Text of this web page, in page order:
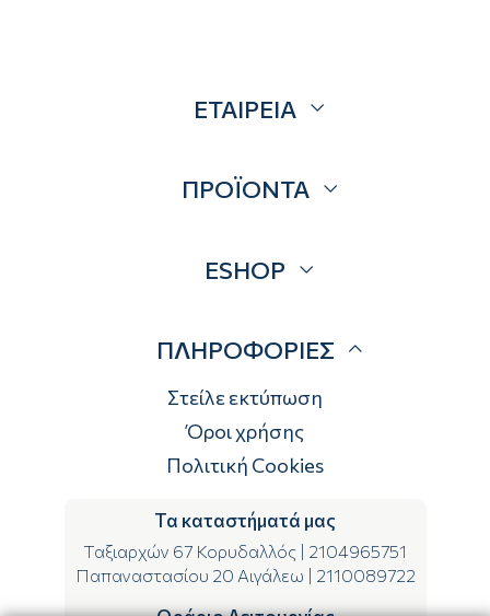
ΕΤΑΙΡΕΙΑ
Επικοινωνία
ΠΡΟΪΟΝΤΑ
Brands
ESHOP
Τρόποι αποστολής
Τρόποι πληρωμής
Επιστροφές
ΠΛΗΡΟΦΟΡΙΕΣ
Στείλε εκτύπωση
Όροι χρήσης
Πολιτική Cookies
Τα καταστήματά μας
Ταξιαρχών 67 Κορυδαλλός
2104965751
Παπαναστασίου 20 Αιγάλεω
2110089722